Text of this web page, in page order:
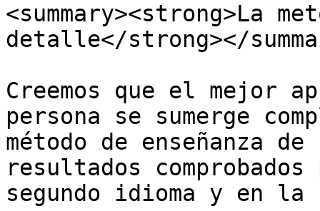
<summary><strong>La
detalle</strong></
Creemos que el mejor
persona se sumerge
método de enseñanza de
resultados
segundo idioma y en